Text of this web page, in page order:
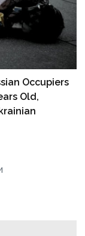
Occupiers
Old,